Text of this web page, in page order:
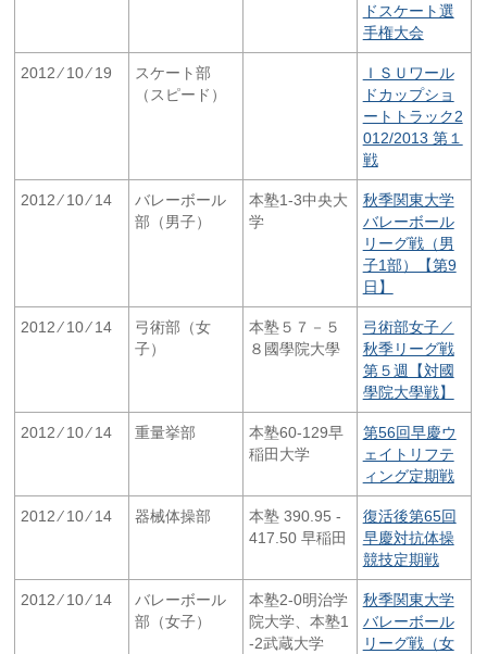
ドスケート選
手権大会
2012 ⁄ 10 ⁄ 19
スケート部
（スピード）
ＩＳＵワール
ドカップショ
ートトラック2
012/2013 第１
戦
2012 ⁄ 10 ⁄ 14
バレーボール
部（男子）
本塾1-3中央大
学
秋季関東大学
バレーボール
リーグ戦（男
子1部）【第9
日】
2012 ⁄ 10 ⁄ 14
弓術部（女
子）
本塾５７－５
８國學院大學
弓術部女子／
秋季リーグ戦
第５週【対國
學院大學戦】
2012 ⁄ 10 ⁄ 14 重量挙部
本塾60-129早
稲田大学
第56回早慶ウ
ェイトリフテ
ィング定期戦
2012 ⁄ 10 ⁄ 14 器械体操部
本塾 390.95 -
417.50 早稲田
復活後第65回
早慶対抗体操
競技定期戦
2012 ⁄ 10 ⁄ 14
バレーボール
部（女子）
本塾2-0明治学
院大学、本塾1
-2武蔵大学
秋季関東大学
バレーボール
リーグ戦（女